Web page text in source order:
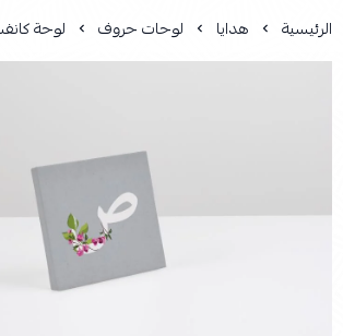
الرئيسية هدايا لوحات حروف لوحة